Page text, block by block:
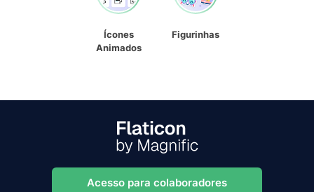
Ícones
Animados
Figurinhas
Acesso para colaboradores